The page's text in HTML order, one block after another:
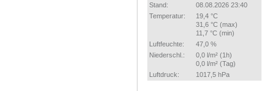
Stand:
08.08.2026 23:40
Temperatur:
19,4 °C
31,6 °C (max)
11,7 °C (min)
Luftfeuchte:
47,0 %
Niederschl.:
0,0 l/m² (1h)
0,0 l/m² (Tag)
Luftdruck:
1017,5 hPa